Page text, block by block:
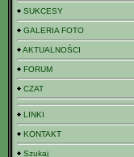
SUKCESY
GALERIA FOTO
AKTUALNOŚCI
FORUM
CZAT
LINKI
KONTAKT
Szukaj